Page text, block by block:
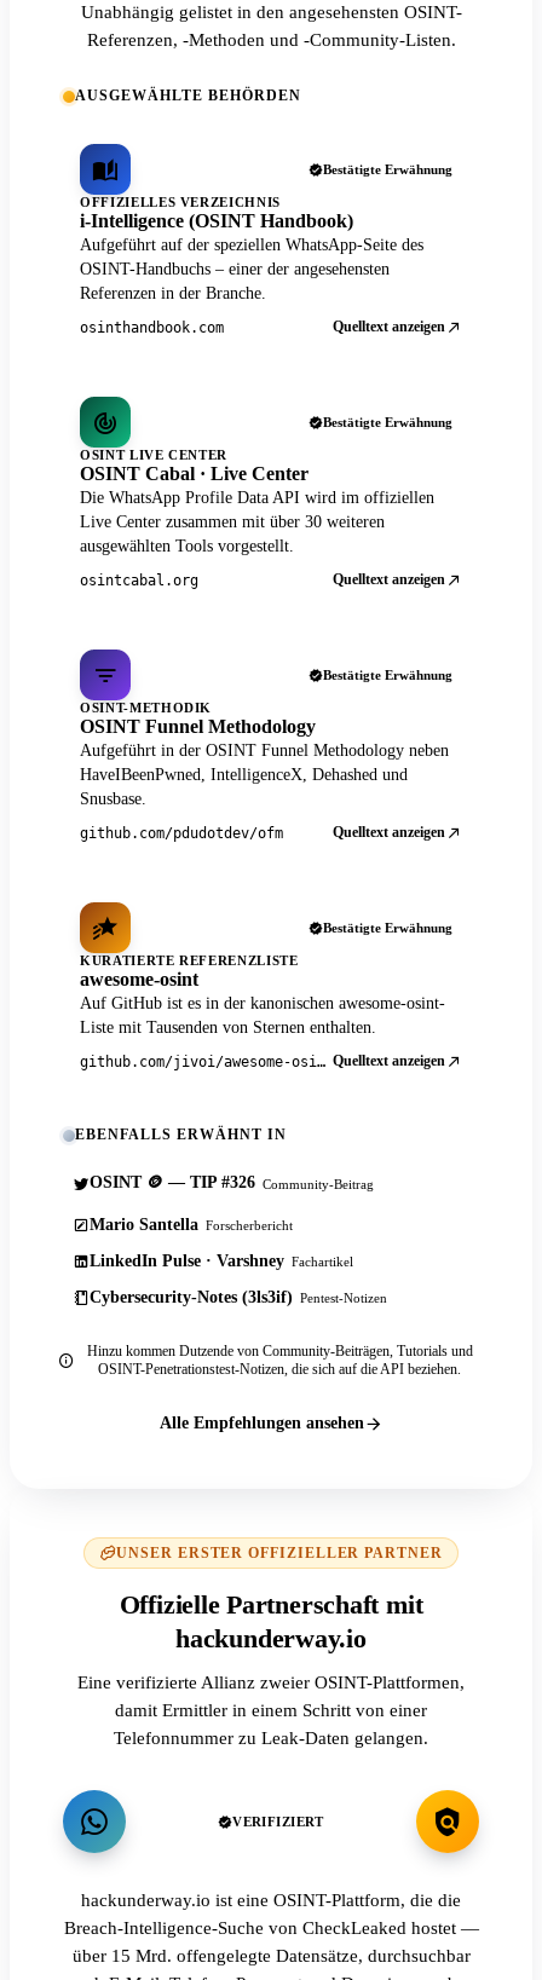
Unabhängig gelistet in den angesehensten OSINT-
Referenzen, -Methoden und -Community-Listen.
AUSGEWÄHLTE BEHÖRDEN
Bestätigte Erwähnung
OFFIZIELLES VERZEICHNIS
i-Intelligence (OSINT Handbook)
Aufgeführt auf der speziellen WhatsApp-Seite des
OSINT-Handbuchs – einer der angesehensten
Referenzen in der Branche.
osinthandbook.com Quelltext anzeigen
Bestätigte Erwähnung
OSINT LIVE CENTER
OSINT Cabal · Live Center
Die WhatsApp Profile Data API wird im offiziellen
Live Center zusammen mit über 30 weiteren
ausgewählten Tools vorgestellt.
osintcabal.org Quelltext anzeigen
Bestätigte Erwähnung
OSINT-METHODIK
OSINT Funnel Methodology
Aufgeführt in der OSINT Funnel Methodology neben
HaveIBeenPwned, IntelligenceX, Dehashed und
Snusbase.
github.com/pdudotdev/ofm Quelltext anzeigen
Bestätigte Erwähnung
KURATIERTE REFERENZLISTE
awesome-osint
Auf GitHub ist es in der kanonischen awesome-osint-
Liste mit Tausenden von Sternen enthalten.
github.com/jivoi/awesome-osint Quelltext anzeigen
EBENFALLS ERWÄHNT IN
OSINT 🪙 — TIP #326 Community-Beitrag
Mario Santella Forscherbericht
LinkedIn Pulse · Varshney Fachartikel
Cybersecurity-Notes (3ls3if) Pentest-Notizen
Hinzu kommen Dutzende von Community-Beiträgen, Tutorials und
OSINT-Penetrationstest-Notizen, die sich auf die API beziehen.
Alle Empfehlungen ansehen
UNSER ERSTER OFFIZIELLER PARTNER
Offizielle Partnerschaft mit
hackunderway.io
Eine verifizierte Allianz zweier OSINT-Plattformen,
damit Ermittler in einem Schritt von einer
Telefonnummer zu Leak-Daten gelangen.
VERIFIZIERT
hackunderway.io ist eine OSINT-Plattform, die die
Breach-Intelligence-Suche von CheckLeaked hostet —
über 15 Mrd. offengelegte Datensätze, durchsuchbar